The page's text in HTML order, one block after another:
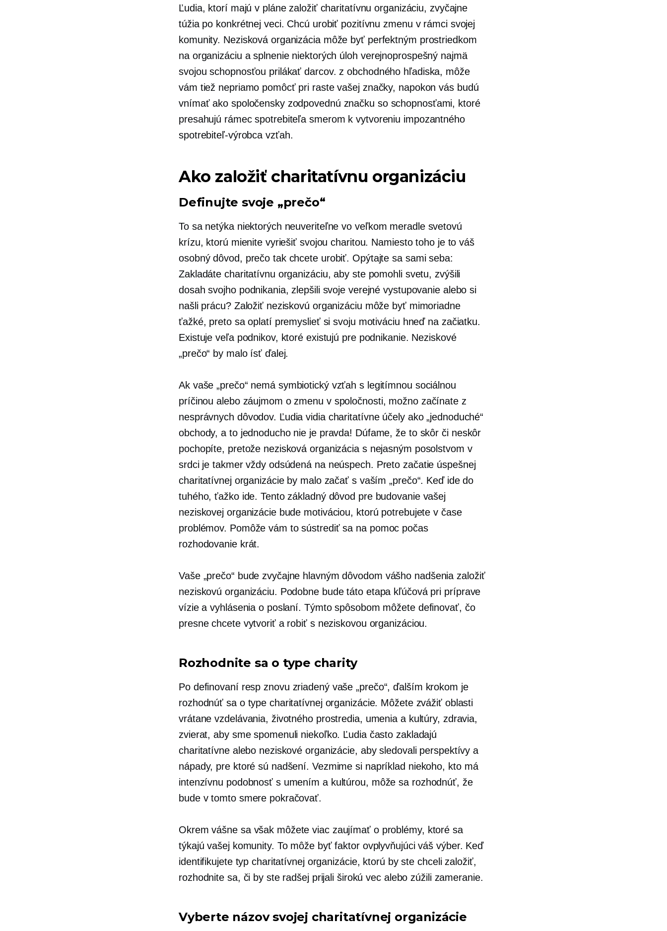
Ľudia, ktorí majú v pláne založiť charitatívnu organizáciu, zvyčajne
túžia po konkrétnej veci. Chcú urobiť pozitívnu zmenu v rámci svojej
komunity. Nezisková organizácia môže byť perfektným prostriedkom
na organizáciu a splnenie niektorých úloh verejnoprospešný najmä
svojou schopnosťou prilákať darcov. z obchodného hľadiska, môže
vám tiež nepriamo pomôcť pri raste vašej značky, napokon vás budú
vnímať ako spoločensky zodpovednú značku so schopnosťami, ktoré
presahujú rámec spotrebiteľa smerom k vytvoreniu impozantného
spotrebiteľ-výrobca vzťah.
Ako založiť charitatívnu organizáciu
Definujte svoje „prečo“
To sa netýka niektorých neuveriteľnevo veľkom meradlesvetovú
krízu, ktorú mienite vyriešiť svojou charitou. Namiesto toho je to váš
osobný dôvod, prečo tak chcete urobiť. Opýtajte sa sami seba:
Zakladáte charitatívnu organizáciu, aby ste pomohli svetu, zvýšili
dosah svojho podnikania, zlepšili svoje verejné vystupovanie alebo si
našli prácu? Založiť neziskovú organizáciu môže byť mimoriadne
ťažké, preto sa oplatí premyslieť si svoju motiváciu hneď na začiatku.
Existuje veľa podnikov, ktoré existujú pre podnikanie. Neziskové
„prečo“ by malo ísť ďalej.
Ak vaše „prečo“ nemá symbiotický vzťah s legitímnou sociálnou
príčinou alebo záujmom o zmenu v spoločnosti, možno začínate z
nesprávnych dôvodov. Ľudia vidia charitatívne účely ako „jednoduché“
obchody, a to jednoducho nie je pravda! Dúfame, že to skôr či neskôr
pochopíte, pretože nezisková organizácia s nejasným posolstvom v
srdci je takmer vždy odsúdená na neúspech. Preto začatie úspešnej
charitatívnej organizácie by malo začať s vaším „prečo“. Keď ide do
tuhého, ťažko ide. Tento základný dôvod pre budovanie vašej
neziskovej organizácie bude motiváciou, ktorú potrebujete v čase
problémov. Pomôže vám to sústrediť sa na pomoc počas
rozhodovaniekrát.
Vaše „prečo“ bude zvyčajne hlavným dôvodom vášho nadšenia založiť
neziskovú organizáciu. Podobne bude táto etapa kľúčová pri príprave
vízie a vyhlásenia o poslaní. Týmto spôsobom môžete definovať, čo
presne chcete vytvoriť a robiť s neziskovou organizáciou.
Rozhodnite sa o type charity
Po definovaní resp znovu zriadenývaše „prečo“, ďalším krokom je
rozhodnúť sa o type charitatívnej organizácie. Môžete zvážiť oblasti
vrátane vzdelávania, životného prostredia, umenia a kultúry, zdravia,
zvierat, aby sme spomenuli niekoľko. Ľudia často zakladajú
charitatívne alebo neziskové organizácie, aby sledovali perspektívy a
nápady, pre ktoré sú nadšení. Vezmime si napríklad niekoho, kto má
intenzívnu podobnosť s umením a kultúrou, môže sa rozhodnúť, že
bude v tomto smere pokračovať.
Okrem vášne sa však môžete viac zaujímať o problémy, ktoré sa
týkajú vašej komunity. To môže byť faktor ovplyvňujúci váš výber. Keď
identifikujete typ charitatívnej organizácie, ktorú by ste chceli založiť,
rozhodnite sa, či by ste radšej prijali širokú vec alebo zúžili zameranie.
Vyberte názov svojej charitatívnej organizácie